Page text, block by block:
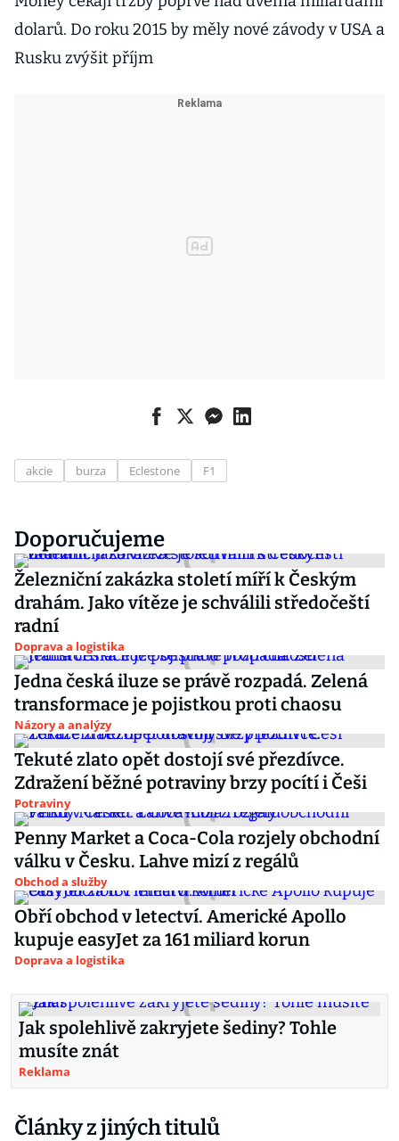
dolarů. Do roku 2015 by měly nové závody v USA a
Rusku zvýšit příjm
akcie burza Eclestone F1
Doporučujeme
Železniční zakázka století míří k Českým
drahám. Jako vítěze je schválili středočeští
radní
Doprava a logistika
Jedna česká iluze se právě rozpadá. Zelená
transformace je pojistkou proti chaosu
Názory a analýzy
Tekuté zlato opět dostojí své přezdívce.
Zdražení běžné potraviny brzy pocítí i Češi
Potraviny
Penny Market a Coca-Cola rozjely obchodní
válku v Česku. Lahve mizí z regálů
Obchod a služby
Obří obchod v letectví. Americké Apollo
kupuje easyJet za 161 miliard korun
Doprava a logistika
Jak spolehlivě zakryjete šediny? Tohle
musíte znát
Reklama
Články z jiných titulů